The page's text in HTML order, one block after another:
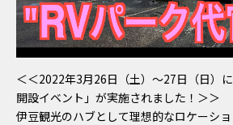
＜＜2022年3月26日（土）～27日（日）
開設イベント」が実施されました！＞＞
伊豆観光のハブとして理想的なロケーシ